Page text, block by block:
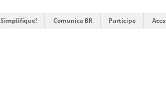
Simplifique! Comunica BR Participe